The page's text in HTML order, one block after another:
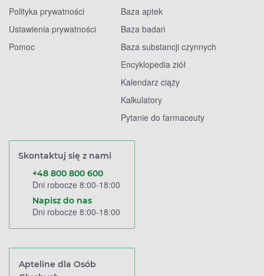
Polityka prywatności
Ustawienia prywatności
Pomoc
Baza aptek
Baza badań
Baza substancji czynnych
Encyklopedia ziół
Kalendarz ciąży
Kalkulatory
Pytanie do farmaceuty
Skontaktuj się z nami
+48 800 800 600
Dni robocze 8:00-18:00
Napisz do nas
Dni robocze 8:00-18:00
Apteline dla Osób